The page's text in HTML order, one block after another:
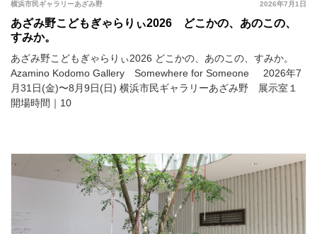
2026年7月1日
横浜市民ギャラリーあざみ野
あざみ野こどもぎゃらりぃ2026 どこかの、あのこの、
すみか。
あざみ野こどもぎゃらりぃ2026 どこかの、あのこの、すみか。
Azamino Kodomo Gallery Somewhere for Someone 2026年7
月31日(金)〜8月9日(日) 横浜市民ギャラリーあざみ野 展示室１
開場時間｜10